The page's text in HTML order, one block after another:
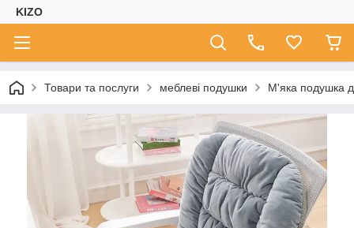
KIZO
Товари та послуги меблеві подушки М'яка подушка